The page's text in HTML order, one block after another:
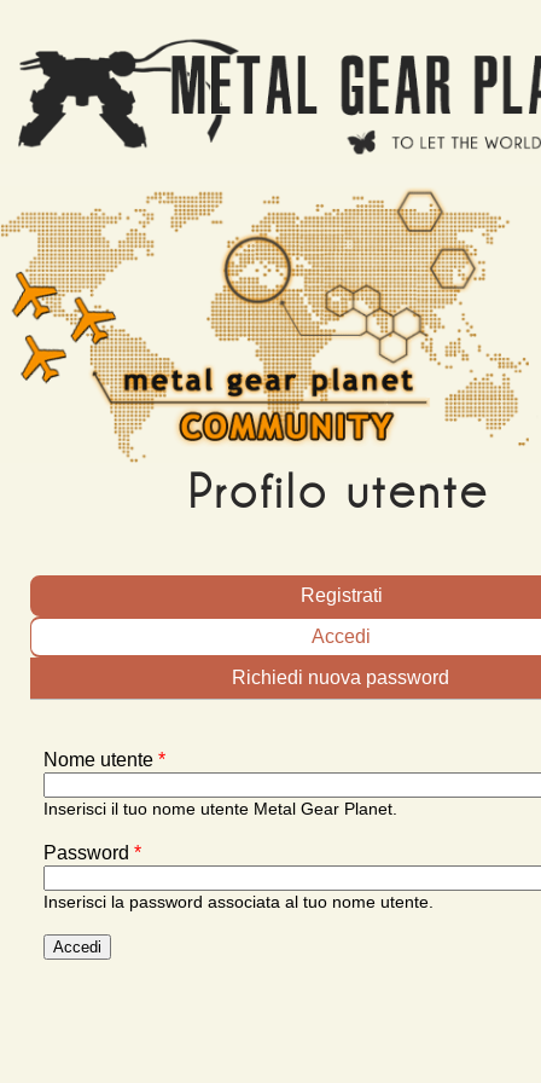
Profilo utente
Schede primarie
Registrati
Accedi
Richiedi nuova password
Nome utente *
Inserisci il tuo nome utente Metal Gear Planet.
Password *
Inserisci la password associata al tuo nome utente.